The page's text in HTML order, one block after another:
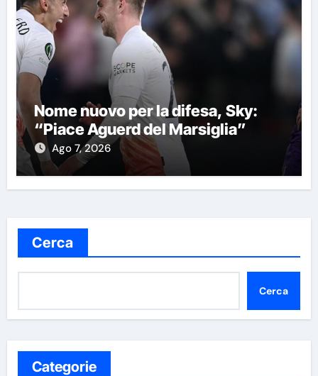
Nome nuovo per la difesa, Sky:
“Piace Aguerd del Marsiglia”
Ago 7, 2026
Cerca
Cerca
Categorie